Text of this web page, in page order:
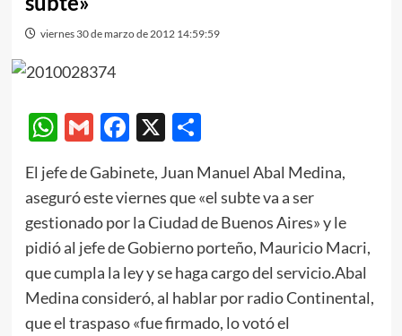
viernes 30 de marzo de 2012 14:59:59
WhatsApp
GmailFacebook
X Compartir
El jefe de Gabinete, Juan Manuel Abal Medina,
aseguró este viernes que «el subte va a ser
gestionado por la Ciudad de Buenos Aires» y le
pidió al jefe de Gobierno porteño, Mauricio Macri,
que cumpla la ley y se haga cargo del servicio.Abal
Medina consideró, al hablar por radio Continental,
que el traspaso «fue firmado, lo votó el